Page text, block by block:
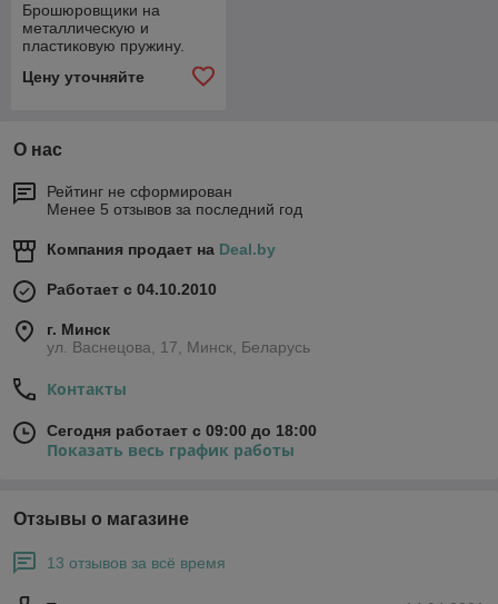
Брошюровщики на
металлическую и
пластиковую пружину.
Цену уточняйте
О нас
Рейтинг не сформирован
Менее 5 отзывов за последний год
Компания продает на Deal.by
Работает с 04.10.2010
г. Минск
ул. Васнецова, 17, Минск, Беларусь
Контакты
Сегодня работает с 09:00 до 18:00
Показать весь график работы
Отзывы о магазине
13 отзывов за всё время